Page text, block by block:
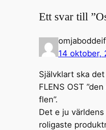
Ett svar till
14 oktober,
Självklart ska
FLENS OST
flen”.
Det e ju
roligaste